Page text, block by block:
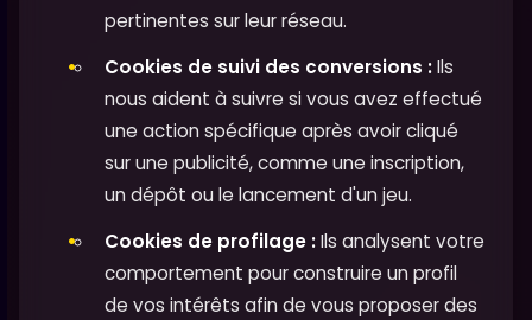
pertinentes sur leur réseau.
Cookies de suivi des conversions :Ils
nous aident à suivre si vous avez effectué
une action spécifique après avoir cliqué
sur une publicité, comme une inscription,
un dépôt ou le lancement d'un jeu.
Cookies de profilage :Ils analysent votre
comportement pour construire un profil
de vos intérêts afin de vous proposer des